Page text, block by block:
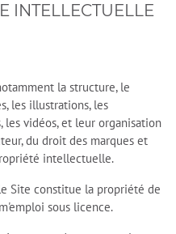
INTELLECTUELLE
la structure, le
les illustrations, les
les vidéos, et leur organisation
du droit des marques et
intellectuelle.
Site constitue la propriété de
sous licence.